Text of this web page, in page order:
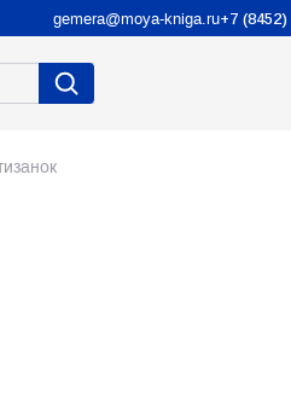
gemera@moya-kniga.ru+7